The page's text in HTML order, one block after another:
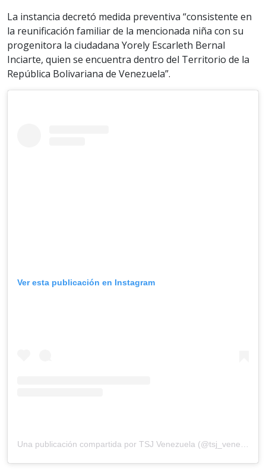
La instancia decretó medida preventiva “consistente en
la reunificación familiar de la mencionada niña con su
progenitora la ciudadana Yorely Escarleth Bernal
Inciarte, quien se encuentra dentro del Territorio de la
República Bolivariana de Venezuela”.
Ver esta publicación en Instagram